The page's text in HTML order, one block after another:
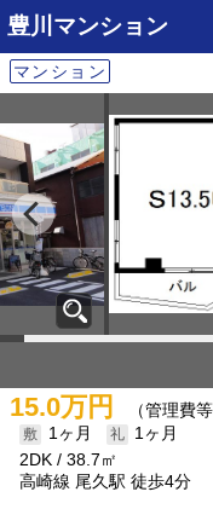
豊川マンション
マンション
15.0万円 （管理費
1ヶ月
1ヶ月
2DK
38.7㎡
高崎線 尾久駅 徒歩4分